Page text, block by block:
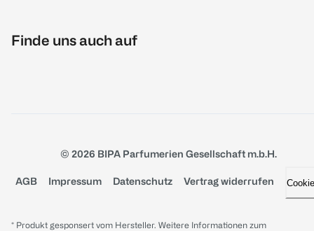
Finde uns auch auf
© 2026 BIPA Parfumerien Gesellschaft m.b.H.
AGB Impressum Datenschutz Vertrag widerrufen
* Produkt gesponsert vom Hersteller. Weitere Informationen zum